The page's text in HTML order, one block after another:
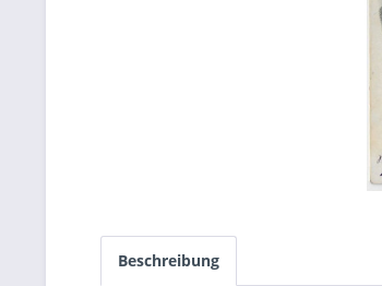
Beschreibung